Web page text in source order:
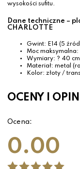
wysokości sufitu.
Dane techniczne –
CHARLOTTE
Gwint: E14 (5
Moc
Wymiary: ? 40
Materiał: metal
Kolor: złoty /
OCENY I
Ocena:
0.00